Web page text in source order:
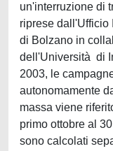
un'interruzione di
riprese dall'Ufficio
di Bolzano in
dell'Università di
2003, le
autonomamente
massa viene
primo ottobre al
sono calcolati